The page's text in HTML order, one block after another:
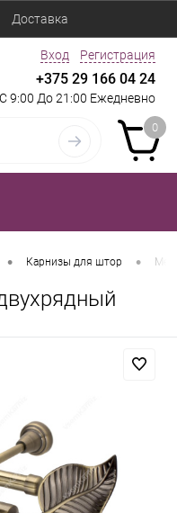
Доставка
Вход Регистрация
+375 29 166 04 24
С 9:00 До 21:00 Ежедневно
0
• Карнизы для штор •